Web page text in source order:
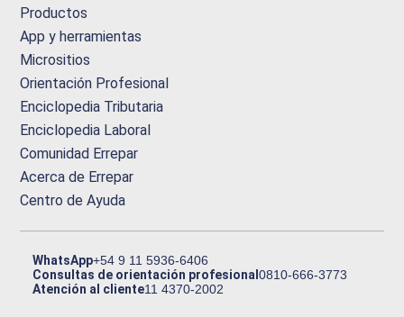
Productos
App y herramientas
Micrositios
Orientación Profesional
Enciclopedia Tributaria
Enciclopedia Laboral
Comunidad Errepar
Acerca de Errepar
Centro de Ayuda
WhatsApp+54 9 11 5936-6406
Consultas de orientación profesional0810-666-3773
Atención al cliente11 4370-2002